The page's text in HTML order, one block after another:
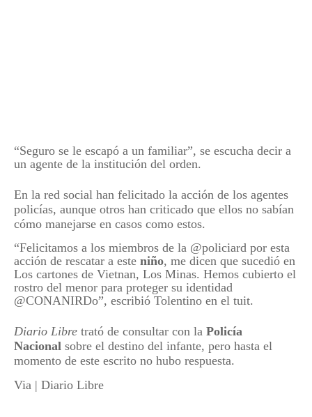
“Seguro se le escapó a un familiar”, se escucha decir a
un agente de la institución del orden.
En la red social han felicitado la acción de los agentes
policías, aunque otros han criticado que ellos no sabían
cómo manejarse en casos como estos.
“Felicitamos a los miembros de la @policiard por esta
acción de rescatar a este niño, me dicen que sucedió en
Los cartones de Vietnan, Los Minas. Hemos cubierto el
rostro del menor para proteger su identidad
@CONANIRDo”, escribió Tolentino en el tuit.
Diario Libre trató de consultar con la Policía
Nacional sobre el destino del infante, pero hasta el
momento de este escrito no hubo respuesta.
Via | Diario Libre